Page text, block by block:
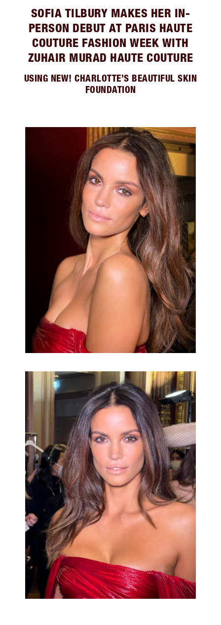
SOFIA TILBURY MAKES HER IN-
PERSON DEBUT AT PARIS HAUTE
COUTURE FASHION WEEK WITH
ZUHAIR MURAD HAUTE COUTURE
USING NEW! CHARLOTTE’S BEAUTIFUL SKIN
FOUNDATION